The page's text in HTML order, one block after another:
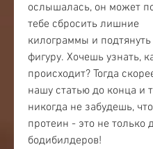
ослышалась, он может
тебе сбросить лишние
килограммы и
фигуру. Хочешь узнать,
происходит? Тогда
нашу статью до конца и
никогда не забудешь, что
протеин - это не только
бодибилдеров!